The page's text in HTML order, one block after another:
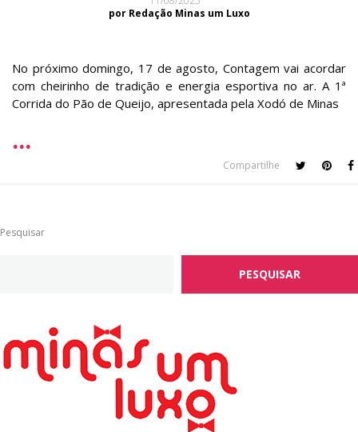
por Redação Minas um Luxo
No próximo domingo, 17 de agosto, Contagem vai acordar
com cheirinho de tradição e energia esportiva no ar. A 1ª
Corrida do Pão de Queijo, apresentada pela Xodó de Minas
Compartilhe
Pesquisar
PESQUISAR